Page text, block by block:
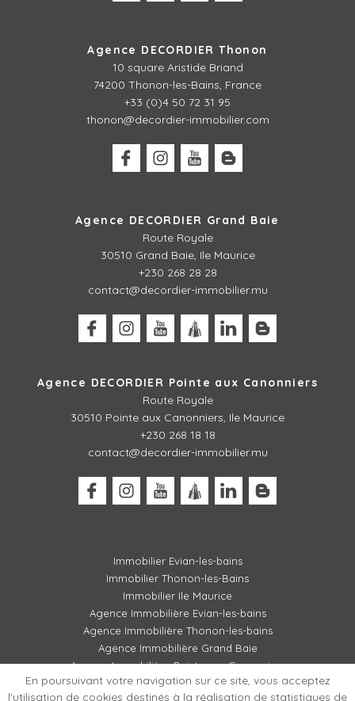
Agence DECORDIER Thonon
10 square Aristide Briand
74200 Thonon-les-Bains, France
+33 (0)4 50 72 31 95
thonon@decordier-immobilier.com
Agence DECORDIER Grand Baie
Route Royale
30510 Grand Baie, Ile Maurice
+230 268 28 28
contact@decordier-immobilier.mu
Agence DECORDIER Pointe aux Canonniers
Route Royale
30510 Pointe aux Canonniers, Ile Maurice
+230 268 18 18
contact@decordier-immobilier.mu
Immobilier Evian-les-bains
Immobilier Thonon-les-Bains
Immobilier Ile Maurice
Agence Immobilière Evian-les-bains
Agence Immobilière Thonon-les-bains
Agence Immobilière Grand Baie
Agence Immobilière Pointe aux Canonniers
En poursuivant votre navigation sur ce site, vous acceptez
l'utilisation de cookies destinés à la réalisation de statistiques de